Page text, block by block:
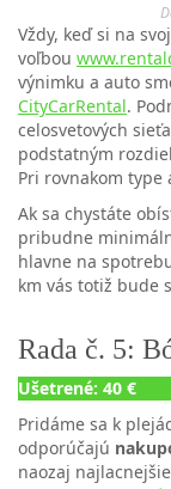
Vždy, keď si na
voľbou
výnimku a auto
CityCarRental.
celosvetových
podstatným
Pri rovnakom type
Ak sa chystáte
pribudne
hlavne na
km vás totiž bude
Rada č. 5:
Ušetrené: 40 €
Pridáme sa k
odporúčajú
naozaj